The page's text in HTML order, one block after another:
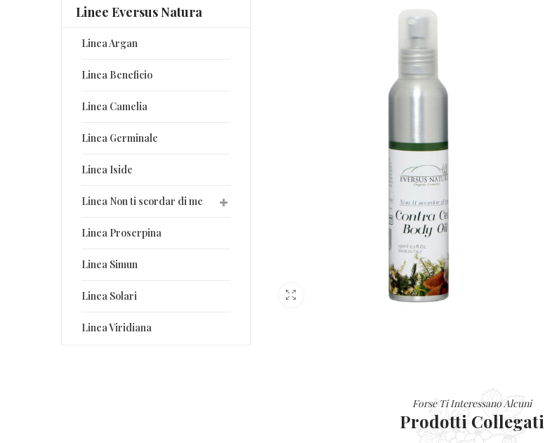
Linee Eversus Natura
Linea Argan
Linea Beneficio
Linea Camelia
Linea Germinale
Linea Iside
Linea Non ti scordar di me
Linea Proserpina
Linea Simun
Linea Solari
Linea Viridiana
Forse Ti Interessano Alcuni
Prodotti Collegati